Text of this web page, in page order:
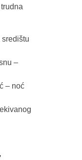
–
– noć